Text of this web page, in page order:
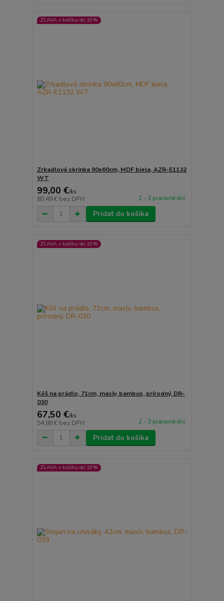
ZĽAVA v košíku do 10%
Zrkadlová skrinka 90x60cm, MDF biela, AZR-E1132
WT
99,00 €/ks
80,49 € bez DPH 2 - 3 pracovné dni
Pridať do košíka
ZĽAVA v košíku do 10%
Kôš na prádlo, 71cm, masív, bambus, prírodný, DR-
030
67,50 €/ks
54,88 € bez DPH 2 - 3 pracovné dni
Pridať do košíka
ZĽAVA v košíku do 10%